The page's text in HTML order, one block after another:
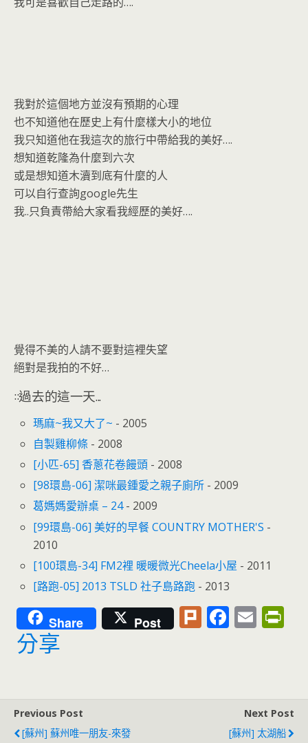
我對於這個地方並沒有預期的心理
也不知道他在歷史上有什麼樣大小的地位
我只知道他在我這次的旅行中帶給我的美好….
想知道乾隆為什麼到六次
或是想知道木瀆到底有什麼的人
可以自行查詢google先生
我..只負責帶給大家看我經歷的美好….
覺得不美的人請不要對這裡失望
絕對是我拍的不好…
::過去的這一天...
瑪麻~我又大了~ - 2005
自製雞柳條 - 2008
[小匹-65] 香蔥花卷饅頭 - 2008
[98環島-06] 潔咪最鍾愛之親子廁所 - 2009
葛媽媽愛辦桌 – 24- 2009
[99環島-06] 美好的早餐 COUNTRY MOTHER'S -
2010
[100環島-34] FM2裡 暖暖微光Cheela小屋 - 2011
[路跑-05] 2013 TSLD 社子島路跑 - 2013
Share Post Pl F
o
E
e
n
分享
Previous Post
[蘇州] 蘇州唯一朋友-來發
Next Post
[蘇州] 太湖船